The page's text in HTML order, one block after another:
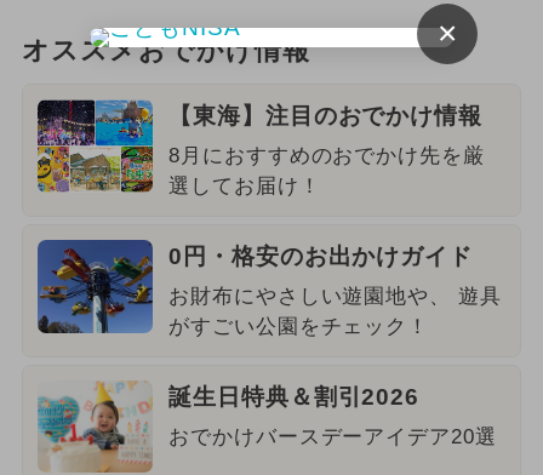
オススメおでかけ情報
【東海】注目のおでかけ情報
8月におすすめのおでかけ先を厳
選してお届け！
0円・格安のお出かけガイド
お財布にやさしい遊園地や、 遊具
がすごい公園をチェック！
誕生日特典＆割引2026
おでかけバースデーアイデア20選
×